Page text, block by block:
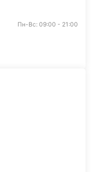
Пн-Вс: 09:00 - 21:00